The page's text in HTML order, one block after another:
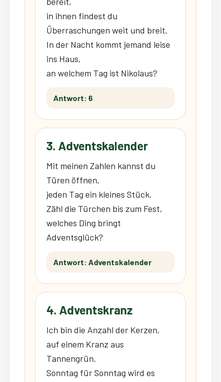
in ihnen findest du
Überraschungen weit und breit.
In der Nacht kommt jemand leise
ins Haus,
an welchem Tag ist Nikolaus?
Antwort: 6
3. Adventskalender
Mit meinen Zahlen kannst du
Türen öffnen,
jeden Tag ein kleines Stück.
Zähl die Türchen bis zum Fest,
welches Ding bringt
Adventsglück?
Antwort: Adventskalender
4. Adventskranz
Ich bin die Anzahl der Kerzen,
auf einem Kranz aus
Tannengrün.
Sonntag für Sonntag wird es